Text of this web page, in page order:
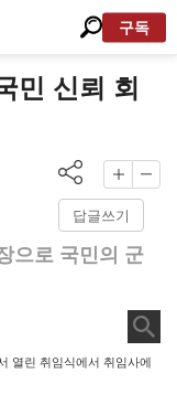
구독
민 신뢰 회
답글쓰기
으로 국민의 군
열린 취임식에서 취임사에